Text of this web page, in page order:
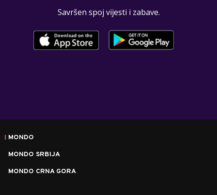
Savršen spoj vijesti i zabave.
MONDO
MONDO SRBIJA
MONDO CRNA GORA